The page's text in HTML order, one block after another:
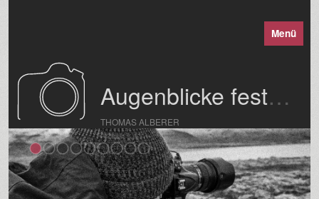
Menü
Augenblicke festgehalten
THOMAS ALBERER